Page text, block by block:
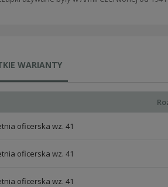
WARIANTY
oficerska wz. 41
oficerska wz. 41
oficerska wz. 41